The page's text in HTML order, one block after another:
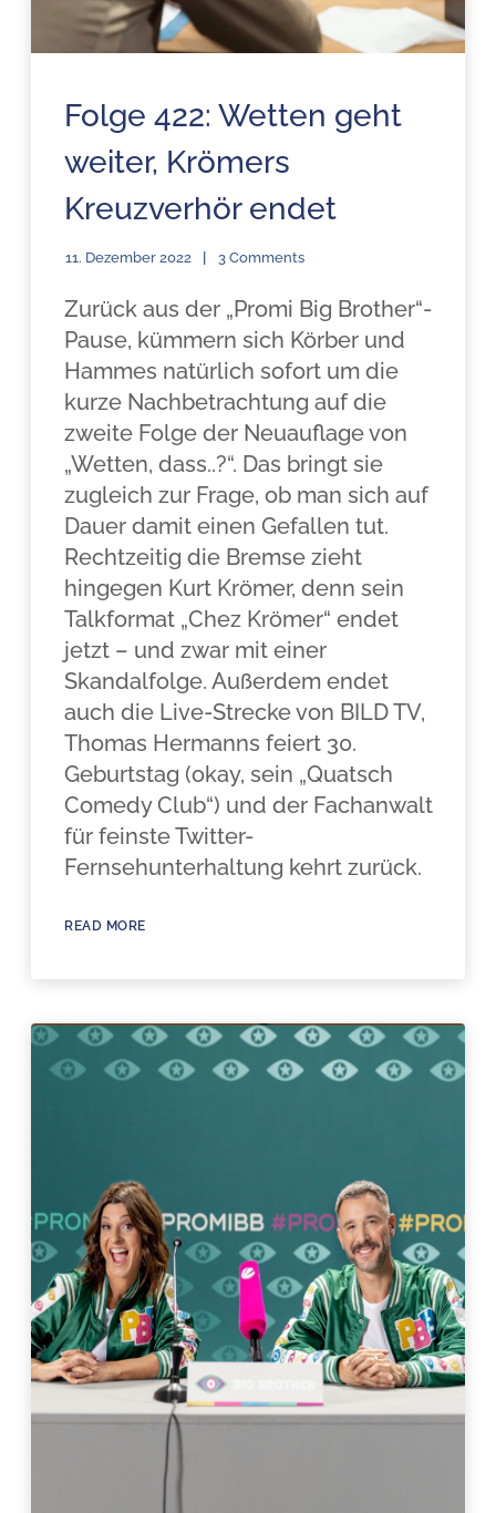
Folge 422: Wetten geht
weiter, Krömers
Kreuzverhör endet
11. Dezember 2022 3 Comments
Zurück aus der „Promi Big Brother“-
Pause, kümmern sich Körber und
Hammes natürlich sofort um die
kurze Nachbetrachtung auf die
zweite Folge der Neuauflage von
„Wetten, dass..?“. Das bringt sie
zugleich zur Frage, ob man sich auf
Dauer damit einen Gefallen tut.
Rechtzeitig die Bremse zieht
hingegen Kurt Krömer, denn sein
Talkformat „Chez Krömer“ endet
jetzt – und zwar mit einer
Skandalfolge. Außerdem endet
auch die Live-Strecke von BILD TV,
Thomas Hermanns feiert 30.
Geburtstag (okay, sein „Quatsch
Comedy Club“) und der Fachanwalt
für feinste Twitter-
Fernsehunterhaltung kehrt zurück.
READ MORE